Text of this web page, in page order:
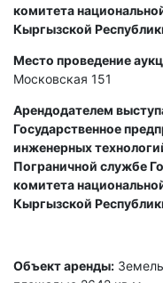
комитета
Кыргызской
Место проведение
Московская 151
Арендодателем
Государственное
инженерных
Пограничной службе
комитета
Кыргызской
Объект аренды: